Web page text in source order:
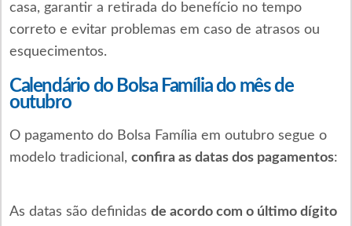
casa, garantir a retirada do benefício no tempo
correto e evitar problemas em caso de atrasos ou
esquecimentos.
Calendário do Bolsa Família do mês de
outubro
O pagamento do Bolsa Família em outubro segue o
modelo tradicional, confira as datas dos pagamentos:
As datas são definidas de acordo com o último dígito